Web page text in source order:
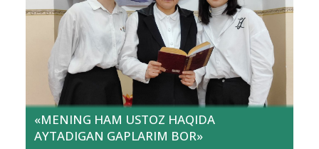
«MENING HAM USTOZ HAQIDA
AYTADIGAN GAPLARIM BOR»